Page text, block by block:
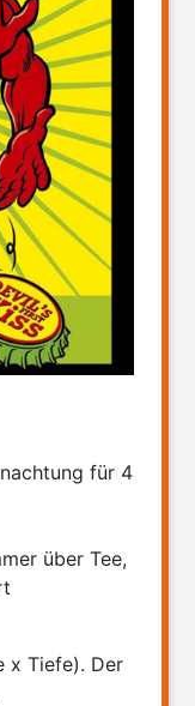
für 4
über Tee,
x Tiefe). Der